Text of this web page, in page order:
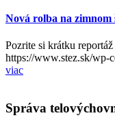
Nová rolba na zimnom
Pozrite si krátku
https://www.stez.sk/wp-
viac
Správa